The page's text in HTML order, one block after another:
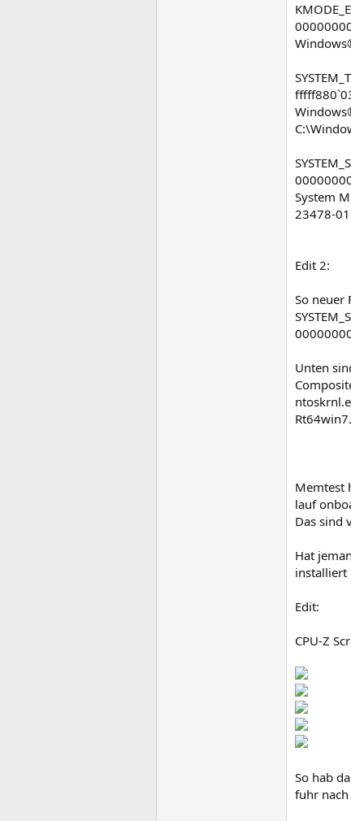
System
23478-
Edit 2:
So neuer
Unten
Memtest
lauf
Das sind
Hat
installiert
Edit:
CPU-Z
So hab
fuhr